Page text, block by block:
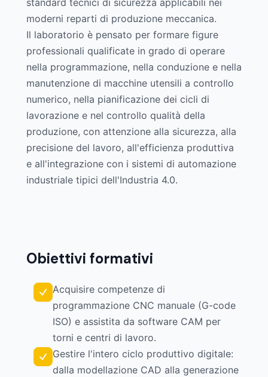
standard tecnici di sicurezza applicabili nei
moderni reparti di produzione meccanica.
Il laboratorio è pensato per formare figure
professionali qualificate in grado di operare
nella programmazione, nella conduzione e nella
manutenzione di macchine utensili a controllo
numerico, nella pianificazione dei cicli di
lavorazione e nel controllo qualità della
produzione, con attenzione alla sicurezza, alla
precisione del lavoro, all'efficienza produttiva
e all'integrazione con i sistemi di automazione
industriale tipici dell'Industria 4.0.
Obiettivi formativi
Acquisire competenze di
programmazione CNC manuale (G-code
ISO) e assistita da software CAM per
torni e centri di lavoro.
Gestire l'intero ciclo produttivo digitale:
dalla modellazione CAD alla generazione